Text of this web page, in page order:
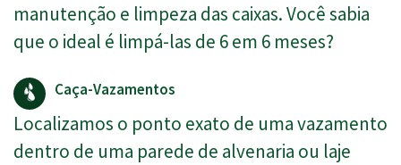
manutenção e limpeza das caixas. Você sabia
que o ideal é limpá-las de 6 em 6 meses?
Caça-Vazamentos
Localizamos o ponto exato de uma vazamento
dentro de uma parede de alvenaria ou laje